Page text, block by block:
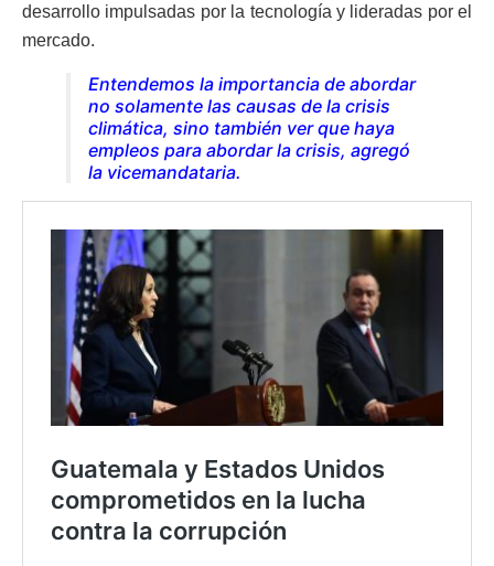
desarrollo impulsadas por la tecnología y lideradas por el
mercado.
Entendemos la importancia de abordar
no solamente las causas de la crisis
climática, sino también ver que haya
empleos para abordar la crisis, agregó
la vicemandataria.